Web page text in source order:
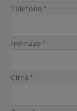
Telefono *
Indirizzo *
Città *